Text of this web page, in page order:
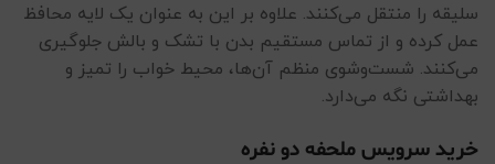
سلیقه را منتقل می‌کنند. علاوه بر این به‌ عنوان یک لایه محافظ
عمل کرده و از تماس مستقیم بدن با تشک و بالش جلوگیری
می‌کنند. شست‌وشوی منظم آن‌ها، محیط خواب را تمیز و
بهداشتی نگه می‌دارد.
خرید سرویس ملحفه دو نفره